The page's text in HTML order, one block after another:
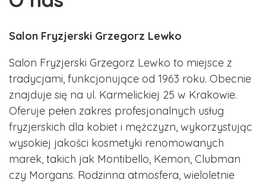
Salon Fryzjerski Grzegorz Lewko
Salon Fryzjerski Grzegorz Lewko to miejsce z
tradycjami, funkcjonujące od 1963 roku. Obecnie
znajduje się na ul. Karmelickiej 25 w Krakowie.
Oferuje pełen zakres profesjonalnych usług
fryzjerskich dla kobiet i mężczyzn, wykorzystując
wysokiej jakości kosmetyki renomowanych
marek, takich jak Montibello, Kemon, Clubman
czy Morgans. Rodzinna atmosfera, wieloletnie